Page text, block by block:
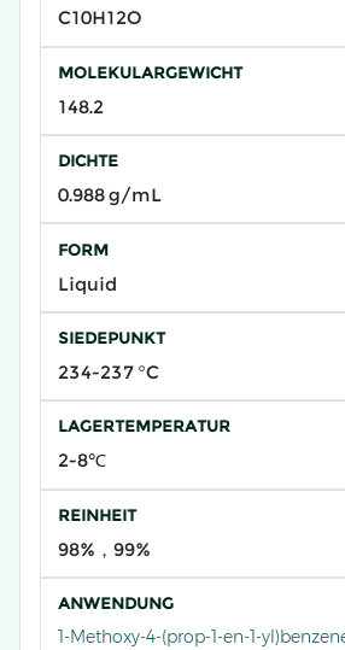
C10H12O
MOLEKULARGEWICHT
148.2
DICHTE
0.988 g/mL
FORM
Liquid
SIEDEPUNKT
234-237 °C
LAGERTEMPERATUR
2-8℃
REINHEIT
98%，99%
ANWENDUNG
1-Methoxy-4-(prop-1-en-1-